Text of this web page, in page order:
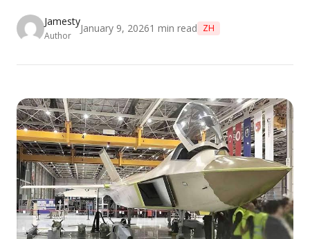
Jamesty
Author
January 9, 20261 min read ZH